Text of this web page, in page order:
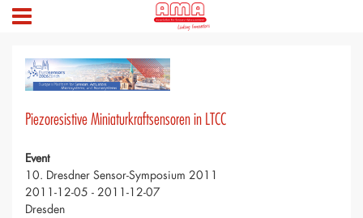
Piezoresistive Miniaturkraftsensoren in LTCC
Event
10. Dresdner Sensor-Symposium 2011
2011-12-05 - 2011-12-07
Dresden